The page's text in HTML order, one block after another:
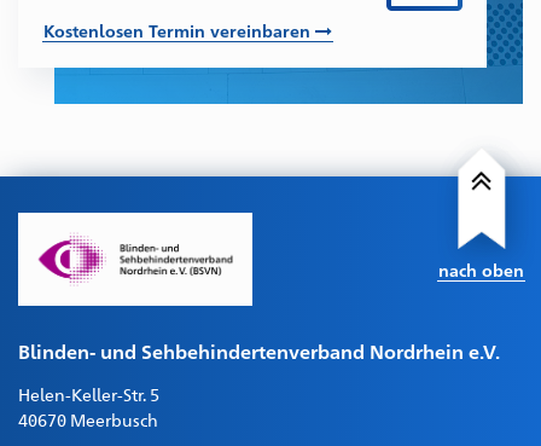
Kostenlosen Termin vereinbaren
nach oben
Blinden- und Sehbehindertenverband Nordrhein e.V.
Helen-Keller-Str. 5
40670 Meerbusch